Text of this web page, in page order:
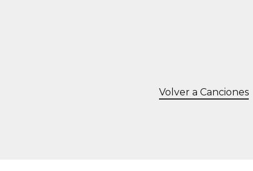
Volver a Canciones